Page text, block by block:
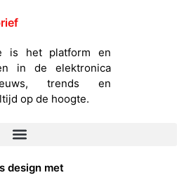
is het platform en
in de elektronica
trends en
op de hoogte.
design met